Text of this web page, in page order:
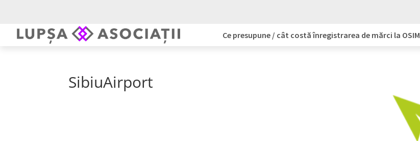
Ce presupune / cât costă înregistrarea de mărci la OSIM
SibiuAirport